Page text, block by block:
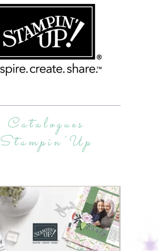
Catalogues
Stampin’Up